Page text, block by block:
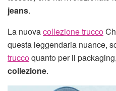
jeans.
La nuovacollezione trucco
questa leggendaria nuance,
truccoquanto per il
collezione.